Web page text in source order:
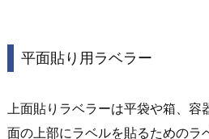
平面貼り用ラベラー
上面貼りラベラーは平袋や箱、
面の上部にラベルを貼るためのラ